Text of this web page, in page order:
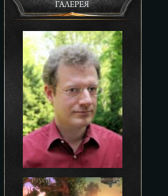
ГАЛЕРЕЯ